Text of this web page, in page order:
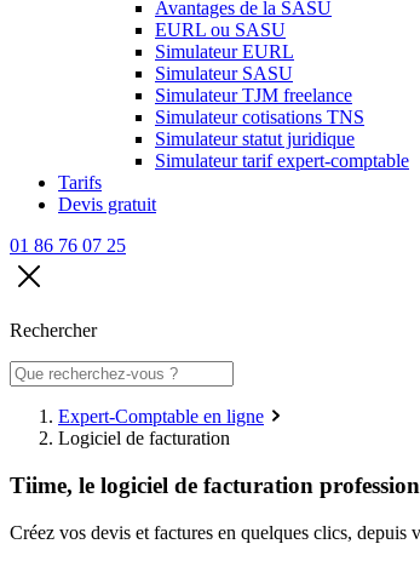
Avantages de la SASU
EURL ou SASU
Simulateur EURL
Simulateur SASU
Simulateur TJM freelance
Simulateur cotisations TNS
Simulateur statut juridique
Simulateur tarif expert-comptable
Tarifs
Devis gratuit
01 86 76 07 25
Rechercher
Expert-Comptable en ligne
Logiciel de facturation
Tiime, le logiciel de facturation
Créez vos devis et factures en quelques clics,